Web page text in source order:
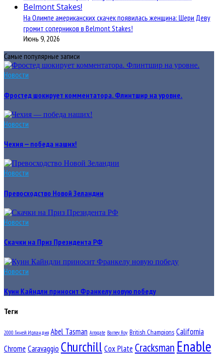
На Олимпе американских скачек появилась женщина: Шери Деву
громит соперников в Belmont Stakes!
Июнь 9, 2026
Самые популярные записи
Новости
Фростед шокирует комментатора. Флинтшир на уровне.
Новости
Чехия — победа наших!
Новости
Превосходство Новой Зеландии
Новости
Скачки на Приз Президента РФ
Новости
Куин Кайндли приносит Франкелу новую победу
Теги
2000 Гиней Ирландия Abel Tasman Arrogate Barney Roy British Champions California
Chrome Caravaggio ChurchillCox Plate Cracksman Enable